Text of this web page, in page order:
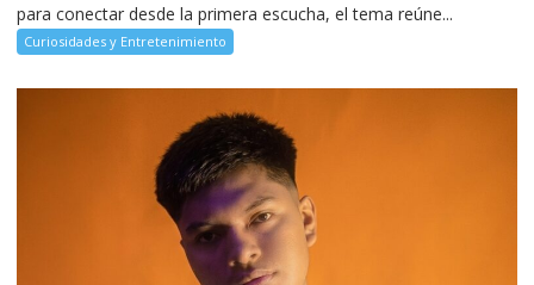
para conectar desde la primera escucha, el tema reúne...
Curiosidades y Entretenimiento